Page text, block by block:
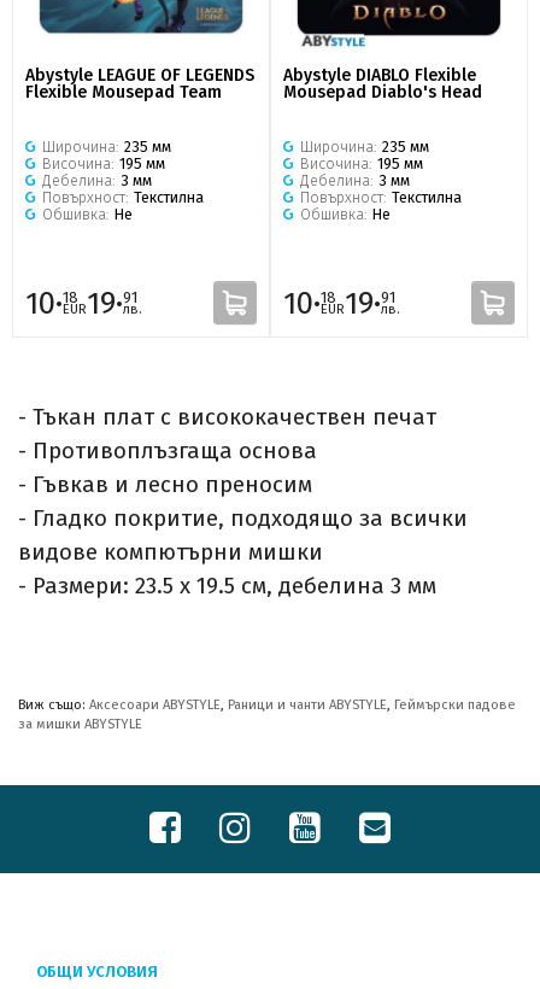
Abystyle LEAGUE OF LEGENDS
Flexible Mousepad Team
Широчина: 235 мм
Височина: 195 мм
Дебелина: 3 мм
Повърхност: Текстилна
Обшивка: Не
10·18
EUR19·91
лв.
Abystyle DIABLO Flexible
Mousepad Diablo's Head
Широчина: 235 мм
Височина: 195 мм
Дебелина: 3 мм
Повърхност: Текстилна
Обшивка: Не
10·18
EUR19·91
лв.
- Тъкан плат с висококачествен печат
- Противоплъзгаща основа
- Гъвкав и лесно преносим
- Гладко покритие, подходящо за всички
видове компютърни мишки
- Размери: 23.5 х 19.5 см, дебелина 3 мм
Виж също: Аксесоари ABYSTYLE, Раници и чанти ABYSTYLE, Геймърски падове
за мишки ABYSTYLE
ОБЩИ УСЛОВИЯ